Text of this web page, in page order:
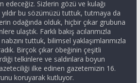
edeceğiz. Sizlerin gözü ve kulağı
bu sözümüzü tuttuk, tutmaya da
odağında olduk, hiçbir çıkar grubuna
ulaştık. Farklı bakış acılarımızla
tuttuk, bilimsel yaklaşımlarımızla
Birçok çıkar öbeğinin çeşitli
telkinlere ve saldırılara boyun
ilke edinen gazetemizin 16.
koruyarak kutluyor.